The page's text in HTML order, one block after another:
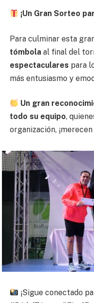
¡Un Gran Sorteo
Para culminar esta
tómbola al final del
espectaculares para
más entusiasmo y
Un gran
todo su equipo,
organización,
¡Sigue conectado